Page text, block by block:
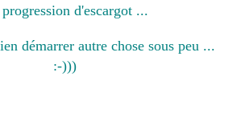
d'escargot ...
démarrer autre chose sous peu ...
:-)))